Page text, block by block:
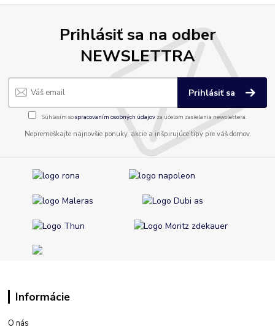
Prihlásiť sa na odber
NEWSLETTRA
Prihlásiť sa
Súhlasím sospracovaním osobných údajov za účelom zasielania newslettera.
Nepremeškajte najnovšie ponuky, akcie a inšpirujúce tipy pre váš domov.
Informácie
O nás